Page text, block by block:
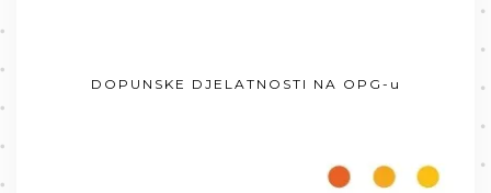
DOPUNSKE DJELATNOSTI NA OPG-u